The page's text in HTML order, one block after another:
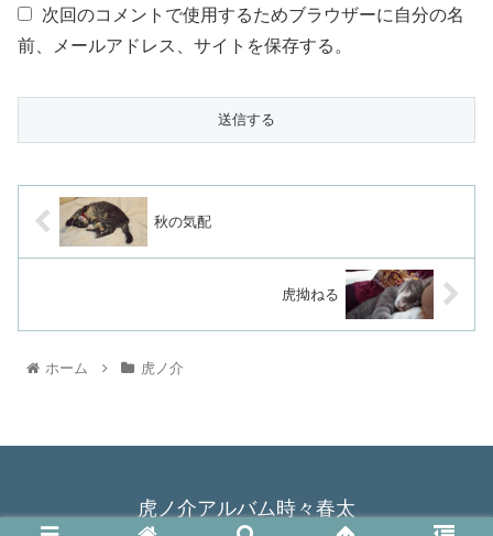
次回のコメントで使用するためブラウザーに自分の名
前、メールアドレス、サイトを保存する。
秋の気配
虎拗ねる
ホーム 虎ノ介
虎ノ介アルバム時々春太